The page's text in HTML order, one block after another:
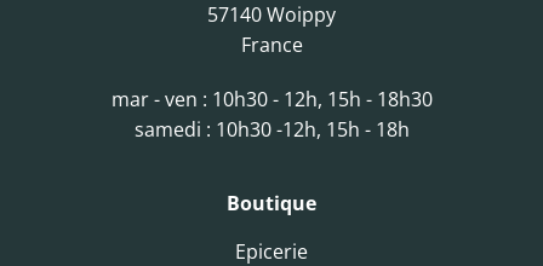
57140 Woippy
France
mar - ven : 10h30 - 12h, 15h - 18h30
samedi : 10h30 -12h, 15h - 18h
Boutique
Epicerie